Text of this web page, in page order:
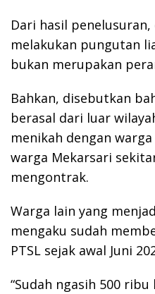
Dari hasil
melakukan pungutan
bukan merupakan
Bahkan, disebutkan
berasal dari luar
menikah dengan
warga Mekarsari
mengontrak.
Warga lain yang
mengaku sudah
PTSL sejak awal Juni
“Sudah ngasih 500